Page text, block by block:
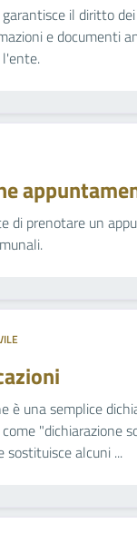
il diritto
e documenti
di prenotare un
è una semplice
"dichiarazione
sostituisce alcuni ...